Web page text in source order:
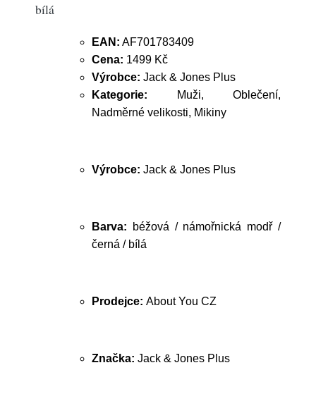
bílá
EAN: AF701783409
Cena: 1499 Kč
Výrobce: Jack & Jones Plus
Kategorie: Muži, Oblečení,
Nadměrné velikosti, Mikiny
Výrobce: Jack & Jones Plus
Barva:
béžová / námořnická modř /
černá / bílá
Prodejce: About You CZ
Značka: Jack & Jones Plus